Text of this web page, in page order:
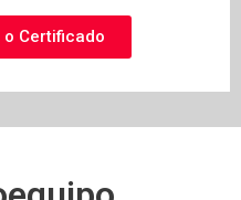
Certificado